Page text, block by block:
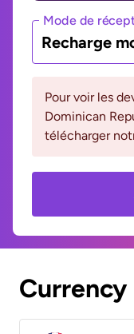
Mode de
Recharge
Pour voir les
Dominican
télécharger